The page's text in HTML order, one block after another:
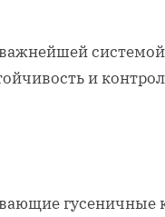
важнейшей
и
гусеничные